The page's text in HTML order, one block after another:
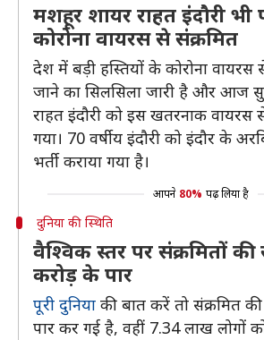
मशहूर शायर राहत इंदौरी भी
कोरोना वायरस से संक्रमित
देश में बड़ी हस्तियों के कोरोना वायरस
जाने का सिलसिला जारी है और आज
राहत इंदौरी को इस खतरनाक वायरस
गया। 70 वर्षीय इंदौरी को इंदौर के
भर्ती कराया गया है।
आपने 80% पढ़ लिया है
दुनिया की स्थिति
वैश्विक स्तर पर संक्रमितों की
करोड़ के पार
पूरी दुनिया की बात करें तो संक्रमित
पार कर गई है, वहीं 7.34 लाख लोगों